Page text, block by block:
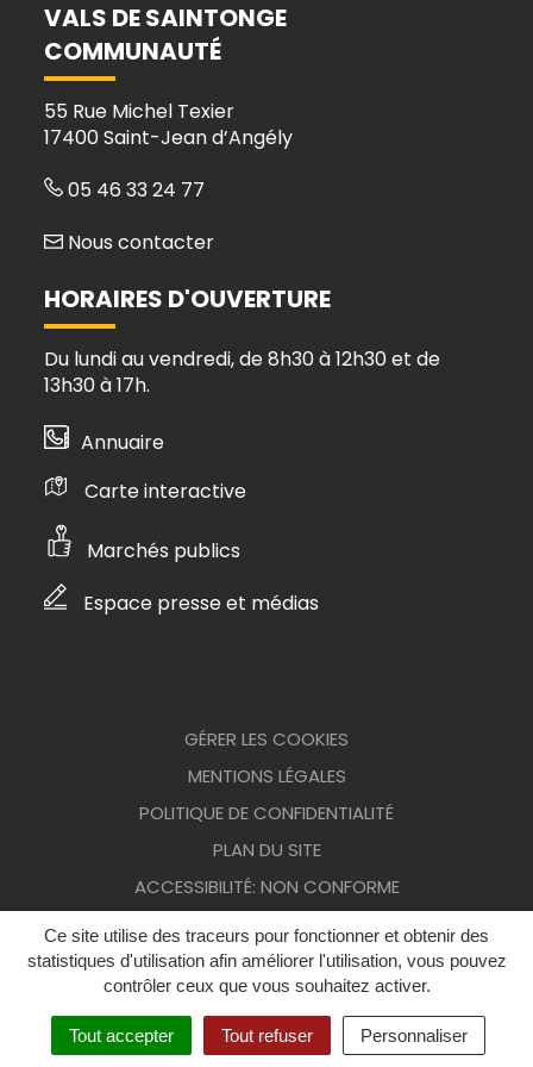
Ce site utilise des traceurs pour fonctionner et obtenir des
statistiques d'utilisation afin améliorer l'utilisation, vous pouvez
contrôler ceux que vous souhaitez activer.
Tout accepter Tout refuser Personnaliser
FacebookInstagram
VALS DE SAINTONGE
COMMUNAUTÉ
55 Rue Michel Texier
17400 Saint-Jean d’Angély
05 46 33 24 77
Nous contacter
HORAIRES D'OUVERTURE
Du lundi au vendredi, de 8h30 à 12h30 et de
13h30 à 17h.
Annuaire
Carte interactive
Marchés publics
Espace presse et médias
GÉRER LES COOKIES
MENTIONS LÉGALES
POLITIQUE DE CONFIDENTIALITÉ
PLAN DU SITE
ACCESSIBILITÉ: NON CONFORME